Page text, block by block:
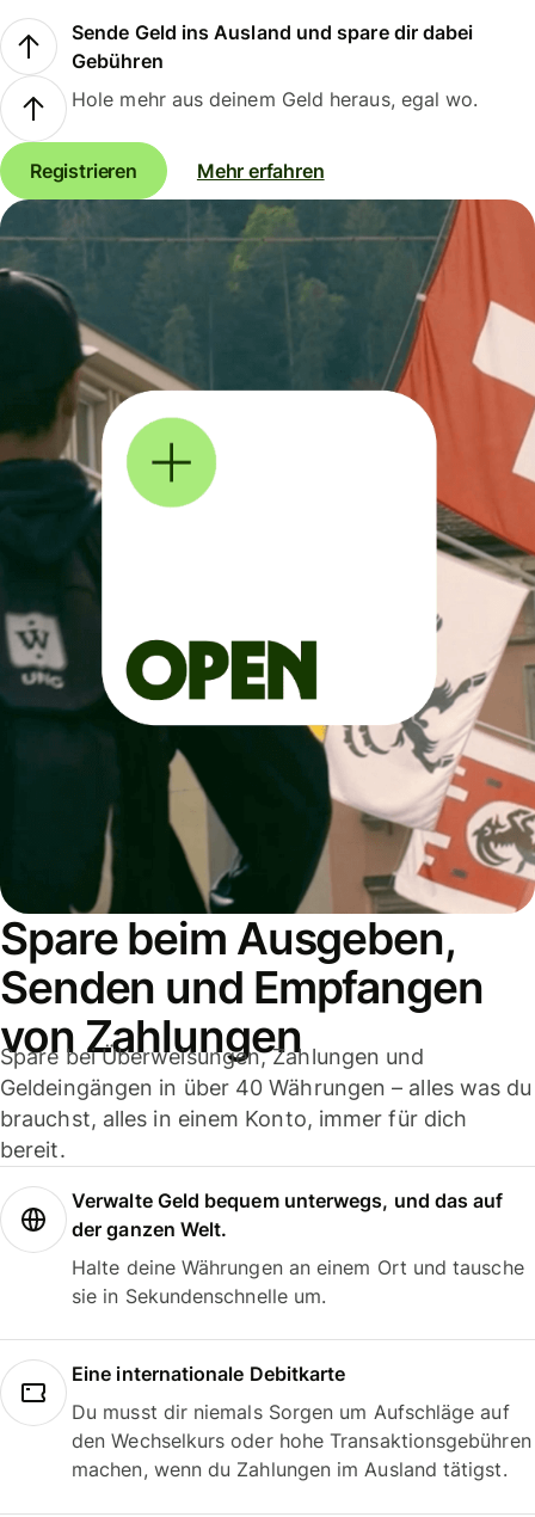
Sende Geld ins Ausland und spare dir dabei
Gebühren
Hole mehr aus deinem Geld heraus, egal wo.
Registrieren Mehr erfahren
Spare beim Ausgeben,
Senden und Empfangen
von Zahlungen
Spare bei Überweisungen, Zahlungen und
Geldeingängen in über 40 Währungen – alles was du
brauchst, alles in einem Konto, immer für dich
bereit.
Verwalte Geld bequem unterwegs, und das auf
der ganzen Welt.
Halte deine Währungen an einem Ort und tausche
sie in Sekundenschnelle um.
Eine internationale Debitkarte
Du musst dir niemals Sorgen um Aufschläge auf
den Wechselkurs oder hohe Transaktionsgebühren
machen, wenn du Zahlungen im Ausland tätigst.